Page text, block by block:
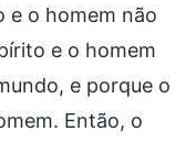
e o homem não
e o homem
e porque o
Então, o